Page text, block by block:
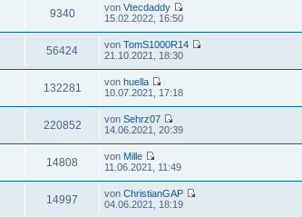
9340 vonVtecdaddy
15.02.2022, 16:50
56424 vonTomS1000R14
21.10.2021, 18:30
132281 vonhuella
10.07.2021, 17:18
220852 vonSehrz07
14.06.2021, 20:39
14808 von Mille
11.06.2021, 11:49
14997 vonChristianGAP
04.06.2021, 18:19